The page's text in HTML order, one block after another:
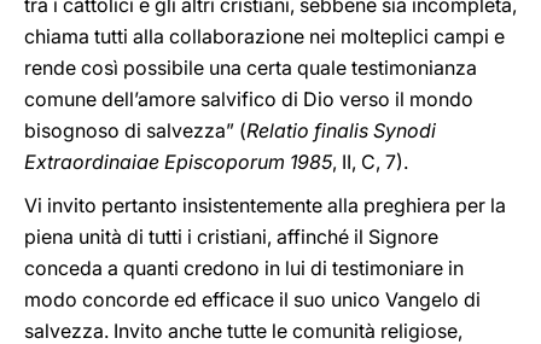
tra i cattolici e gli altri cristiani, sebbene sia incompleta,
chiama tutti alla collaborazione nei molteplici campi e
rende così possibile una certa quale testimonianza
comune dell’amore salvifico di Dio verso il mondo
bisognoso di salvezza” (Relatio finalis Synodi
Extraordinaiae Episcoporum 1985, II, C, 7).
Vi invito pertanto insistentemente alla preghiera per la
piena unità di tutti i cristiani, affinché il Signore
conceda a quanti credono in lui di testimoniare in
modo concorde ed efficace il suo unico Vangelo di
salvezza. Invito anche tutte le comunità religiose,